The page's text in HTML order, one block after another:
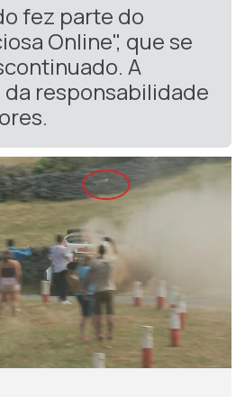
fez parte do
Online", que se
A
responsabilidade